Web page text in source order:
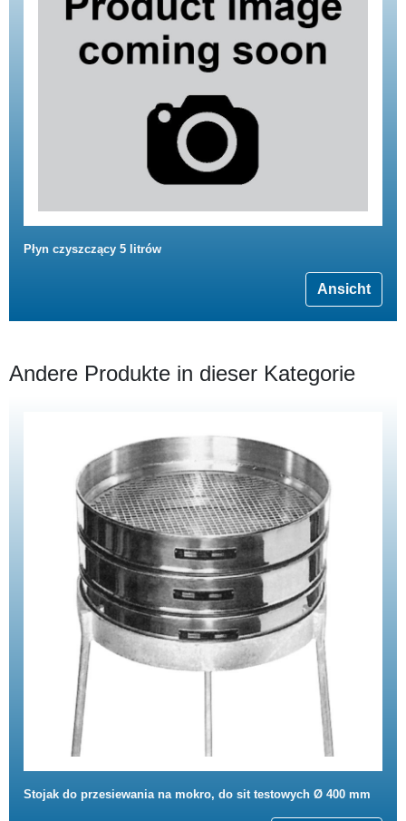
Płyn czyszczący 5 litrów
Ansicht
Andere Produkte in dieser Kategorie
Stojak do przesiewania na mokro, do sit testowych Ø 400 mm